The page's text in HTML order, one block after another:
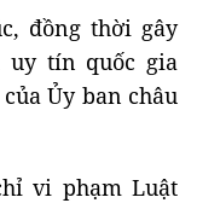
đồng thời gây
uy tín quốc gia
Ủy ban châu
vi phạm Luật